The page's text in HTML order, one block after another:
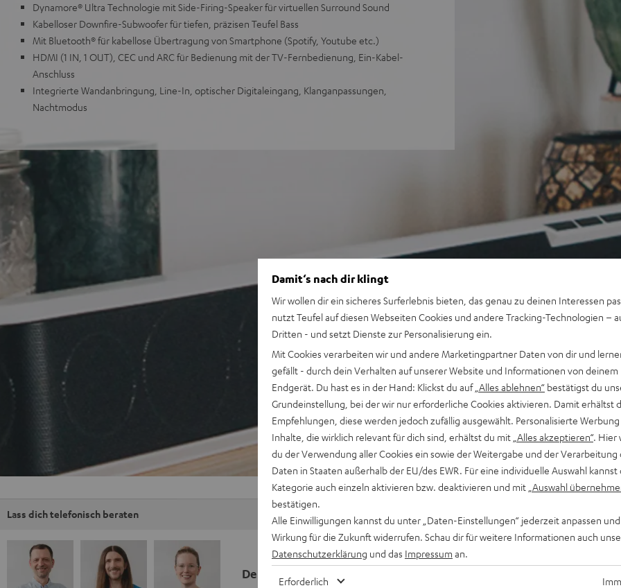
Dynamore® Ultra Technologie mit Side-Firing-Speaker für virtuellen Surround Sound
Kabelloser Downfire-Subwoofer für tiefen, präzisen Teufel Bass
Mit Bluetooth® für kabellose Übertragung von Smartphone (Spotify, Youtube etc.)
HDMI (1 IN, 1 OUT), CEC und ARC für Bedienung mit der TV-Fernbedienung, Ein-Kabel-
Anschluss
Integrierte Wandanbringung, Line-In, optischer Digitaleingang, Klanganpassungen,
Nachtmodus
Lass dich telefonisch beraten
Deine Kaufberatung
Keinen Store in der Nähe? Kein Problem,
Damit‘s nach dir klingt
Wir wollen dir ein sicheres Surferlebnis bieten, das genau zu deinen Interessen
nutzt Teufel auf diesen Webseiten Cookies und andere Tracking-Technologien –
Dritten - und setzt Dienste zur Personalisierung ein.
Mit Cookies verarbeiten wir und andere Marketingpartner Daten von dir und
gefällt - durch dein Verhalten auf unserer Website und Informationen von deinem
Endgerät. Du hast es in der Hand: Klickst du auf „Alles ablehnen“ bestätigst du
Grundeinstellung, bei der wir nur erforderliche Cookies aktivieren. Damit erhältst
Empfehlungen, diese werden jedoch zufällig ausgewählt. Personalisierte
Inhalte, die wirklich relevant für dich sind, erhältst du mit „Alles akzeptieren“. Hier
du der Verwendung aller Cookies ein sowie der Weitergabe und der Verarbeitung
Daten in Staaten außerhalb der EU/des EWR. Für eine individuelle Auswahl kannst
Kategorie auch einzeln aktivieren bzw. deaktivieren und mit „Auswahl
bestätigen.
Alle Einwilligungen kannst du unter „Daten-Einstellungen“ jederzeit anpassen
Wirkung für die Zukunft widerrufen. Schau dir für weitere Informationen auch
Datenschutzerklärung und das Impressum an.
Erforderlich